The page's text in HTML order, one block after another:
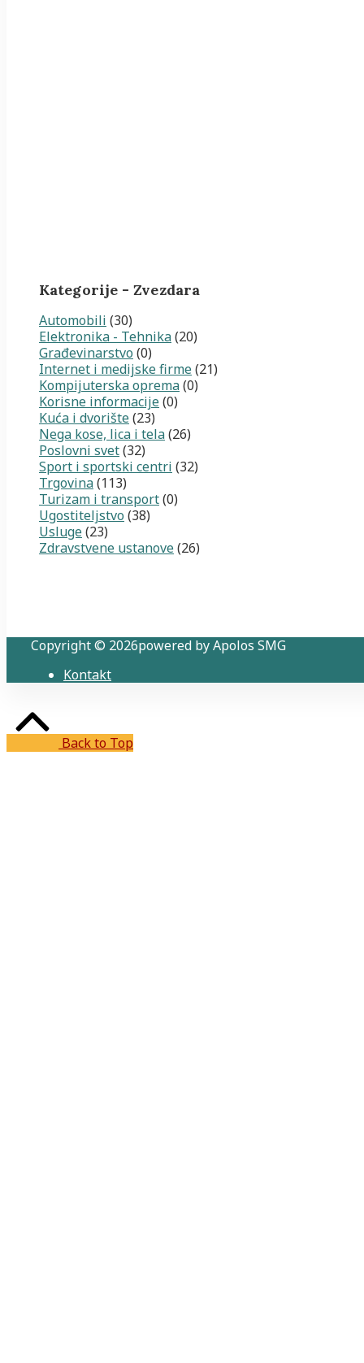
Kategorije - Zvezdara
Automobili (30)
Elektronika - Tehnika(20)
Građevinarstvo (0)
Internet i medijske firme(21)
Kompijuterska oprema(0)
Korisne informacije(0)
Kuća i dvorište(23)
Nega kose, lica i tela(26)
Poslovni svet(32)
Sport i sportski centri (32)
Trgovina(113)
Turizam i transport(0)
Ugostiteljstvo (38)
Usluge(23)
Zdravstvene ustanove(26)
Copyright © 2026powered by Apolos SMG
Kontakt
Back to Top